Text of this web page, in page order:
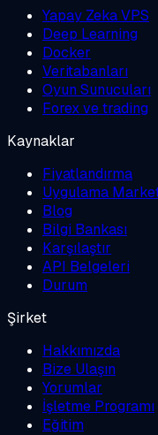
Yapay Zeka VPS
Deep Learning
Docker
Veritabanları
Oyun Sunucuları
Forex ve trading
Kaynaklar
Fiyatlandırma
Uygulama
Blog
Bilgi Bankası
Karşılaştır
API Belgeleri
Durum
Şirket
Hakkımızda
Bize Ulaşın
Yorumlar
İşletme Programı
Eğitim